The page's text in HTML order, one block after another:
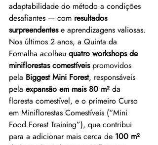
adaptabilidade do método a condições
desafiantes — com resultados
surpreendentes e aprendizagens valiosas.
Nos últimos 2 anos, a Quinta da
Fornalha acolheu quatro workshops de
miniflorestas comestíveis promovidos
pela Biggest Mini Forest, responsáveis
pela expansão em mais 80 m² da
floresta comestível, e o primeiro Curso
em Miniflorestas Comestíveis (“Mini
Food Forest Training”), que contribui
para a adicionar mais cerca de 100 m²